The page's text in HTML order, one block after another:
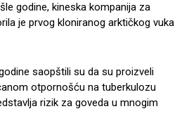
godine, kineska kompanija za
je prvog kloniranog arktičkog vuka
saopštili su da su proizveli
otpornošću na tuberkulozu
rizik za goveda u mnogim